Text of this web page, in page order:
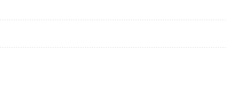
los lugares que visitamos o